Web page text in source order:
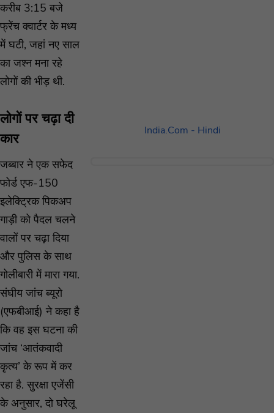
करीब 3:15 बजे
फ्रेंच क्वार्टर के मध्य
में घटी, जहां नए साल
का जश्न मना रहे
लोगों की भीड़ थी.
लोगों पर चढ़ा दी
कार
जब्बार ने एक सफेद
फोर्ड एफ-150
इलेक्ट्रिक पिकअप
गाड़ी को पैदल चलने
वालों पर चढ़ा दिया
और पुलिस के साथ
गोलीबारी में मारा गया.
संघीय जांच ब्यूरो
(एफबीआई) ने कहा है
कि वह इस घटना की
जांच ‘आतंकवादी
कृत्य’ के रूप में कर
रहा है. सुरक्षा एजेंसी
के अनुसार, दो घरेलू
India.Com - Hindi